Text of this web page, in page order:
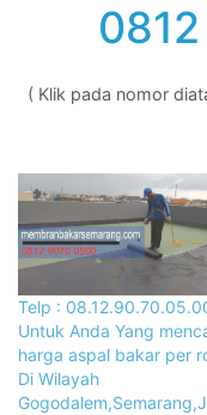
( Klik pada nomor
Telp :
Untuk Anda Yang
harga aspal bakar per
Di Wilayah